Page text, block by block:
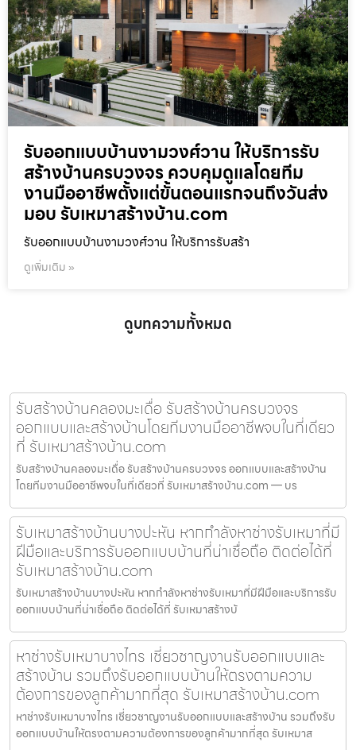
รับออกแบบบ้านงามวงศ์วาน ให้บริการรับ
สร้างบ้านครบวงจร ควบคุมดูแลโดยทีม
งานมืออาชีพตั้งแต่ขั้นตอนแรกจนถึงวันส่ง
มอบ รับเหมาสร้างบ้าน.com
รับออกแบบบ้านงามวงศ์วาน ให้บริการรับสร้า
ดูเพิ่มเติม »
ดูบทความทั้งหมด
รับสร้างบ้านคลองมะเดื่อ รับสร้างบ้านครบวงจร
ออกแบบและสร้างบ้านโดยทีมงานมืออาชีพจบในที่เดียว
ที่ รับเหมาสร้างบ้าน.com
รับสร้างบ้านคลองมะเดื่อ รับสร้างบ้านครบวงจร ออกแบบและสร้างบ้าน
โดยทีมงานมืออาชีพจบในที่เดียวที่ รับเหมาสร้างบ้าน.com — บร
รับเหมาสร้างบ้านบางปะหัน หากกำลังหาช่างรับเหมาที่มี
ฝีมือและบริการรับออกแบบบ้านที่น่าเชื่อถือ ติดต่อได้ที่
รับเหมาสร้างบ้าน.com
รับเหมาสร้างบ้านบางปะหัน หากกำลังหาช่างรับเหมาที่มีฝีมือและบริการรับ
ออกแบบบ้านที่น่าเชื่อถือ ติดต่อได้ที่ รับเหมาสร้างบ้
หาช่างรับเหมาบางไทร เชี่ยวชาญงานรับออกแบบและ
สร้างบ้าน รวมถึงรับออกแบบบ้านให้ตรงตามความ
ต้องการของลูกค้ามากที่สุด รับเหมาสร้างบ้าน.com
หาช่างรับเหมาบางไทร เชี่ยวชาญงานรับออกแบบและสร้างบ้าน รวมถึงรับ
ออกแบบบ้านให้ตรงตามความต้องการของลูกค้ามากที่สุด รับเหมาส